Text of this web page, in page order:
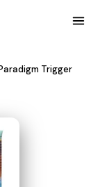
Trigger